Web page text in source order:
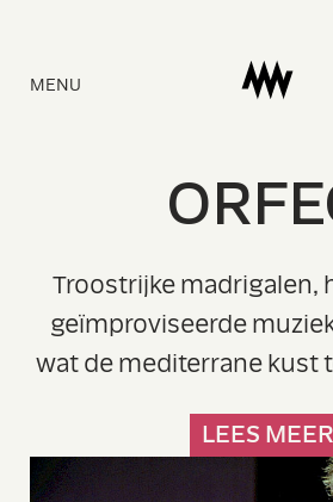
MENU
Naar
ORFE
Troostrijke madrigalen,
geïmproviseerde
wat de mediterrane kust
LEES MEER